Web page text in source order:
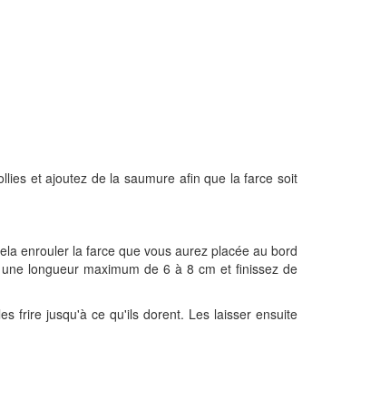
et ajoutez de la saumure afin que la farce soit
enrouler la farce que vous aurez placée au bord
longueur maximum de 6 à 8 cm et finissez de
frire jusqu'à ce qu'ils dorent. Les laisser ensuite